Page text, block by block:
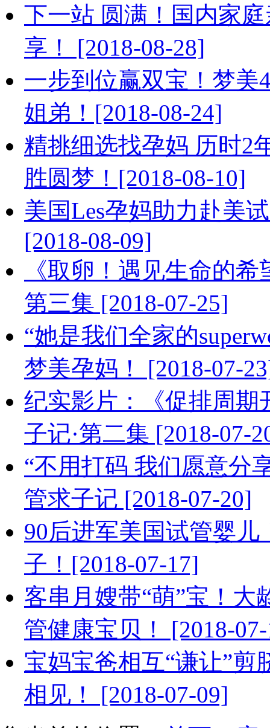
下一站 圆满！国内家
享！ [2018-08-28]
一步到位赢双宝！梦美
姐弟！[2018-08-24]
精挑细选找孕妈 历时2
胜圆梦！[2018-08-10]
美国Les孕妈助力赴美
[2018-08-09]
《取卵！遇见生命的
第三集 [2018-07-25]
“她是我们全家的
梦美孕妈！ [2018-07-
纪实影片：《促排周期
子记·第二集 [2018-07-
“不用打码 我们愿意分
管求子记 [2018-07-20]
90后进军美国试管婴儿
子！[2018-07-17]
客串月嫂带“萌”宝！大
管健康宝贝！ [2018-
宝妈宝爸相互“谦让”
相见！ [2018-07-09]